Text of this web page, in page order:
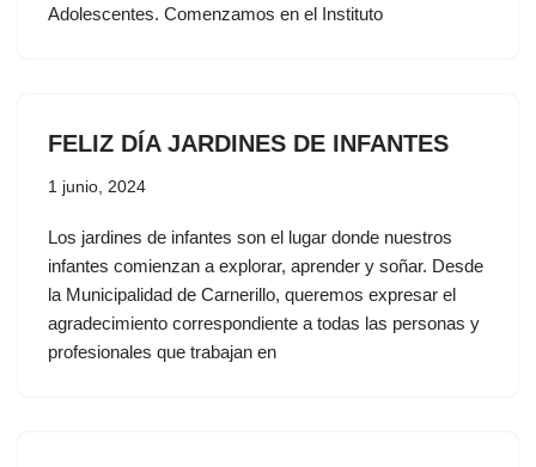
Adolescentes. Comenzamos en el Instituto
FELIZ DÍA JARDINES DE INFANTES
1 junio, 2024
Los jardines de infantes son el lugar donde nuestros
infantes comienzan a explorar, aprender y soñar. Desde
la Municipalidad de Carnerillo, queremos expresar el
agradecimiento correspondiente a todas las personas y
profesionales que trabajan en